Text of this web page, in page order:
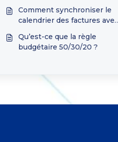
Comment synchroniser le
calendrier des factures avec
Qu’est-ce que la règle
budgétaire 50/30/20 ?